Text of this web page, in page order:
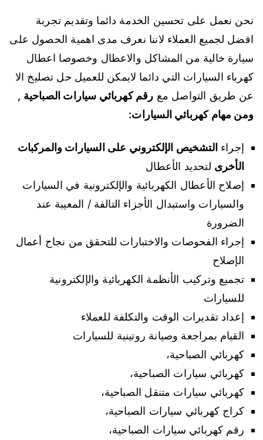
نحن نعمل على تحسين الخدمة دائما وتقديم تجربة
افضل لجميع العملاء لاننا نعرف مدى اهمية الحصول على
سيارة خالية من المشاكل والاعطال وخصوصا اعطال
كهرباء السيارات التي دائما لايمكن للعميل حل تصليخ الا
عن طريق التواصل مع رقم كهربائي سيارات الصباحية ,
ومن مهام كهربائي السيارات:
إجراء التشخيص الإلكتروني على السيارات والمركبات
الأخرى لتحديد الأعطال
إصلاح الأعطال الكهربائية والإلكترونية في السيارات
والسيارات واستبدال الأجزاء التالفة / المعيبة عند
الضرورة
إجراء الفحوصات والاختبارات للتحقق من نجاح أعمال
الإصلاح
تجميع وتركيب الأنظمة الكهربائية والإلكترونية
للسيارات
إعداد تقديرات الوقت والتكلفة للعملاء
القيام بمراجعة وصيانة روتينية للسيارات
كهربائي الصباحية،
كهربائي سيارات الصباحية،
كهربائي سيارات متنقل الصباحية،
كراج كهربائي سيارات الصباحية،
رقم كهربائي سيارات الصباحية،